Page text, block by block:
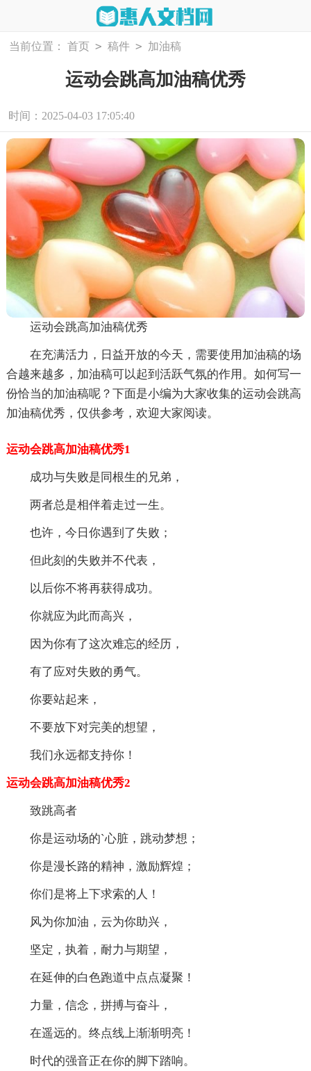
当前位置： 首页 > 稿件 > 加油稿
运动会跳高加油稿优秀
时间：2025-04-03 17:05:40
运动会跳高加油稿优秀
在充满活力，日益开放的今天，需要使用加油稿的场
合越来越多，加油稿可以起到活跃气氛的作用。如何写一
份恰当的加油稿呢？下面是小编为大家收集的运动会跳高
加油稿优秀，仅供参考，欢迎大家阅读。
运动会跳高加油稿优秀1
成功与失败是同根生的兄弟，
两者总是相伴着走过一生。
也许，今日你遇到了失败；
但此刻的失败并不代表，
以后你不将再获得成功。
你就应为此而高兴，
因为你有了这次难忘的经历，
有了应对失败的勇气。
你要站起来，
不要放下对完美的想望，
我们永远都支持你！
运动会跳高加油稿优秀2
致跳高者
你是运动场的`心脏，跳动梦想；
你是漫长路的精神，激励辉煌；
你们是将上下求索的人！
风为你加油，云为你助兴，
坚定，执着，耐力与期望，
在延伸的白色跑道中点点凝聚！
力量，信念，拼搏与奋斗，
在遥远的。终点线上渐渐明亮！
时代的强音正在你的脚下踏响。